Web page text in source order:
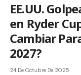
EE.UU.
en Ryder
Cambiar
2027?
24 De Octubre De 2025